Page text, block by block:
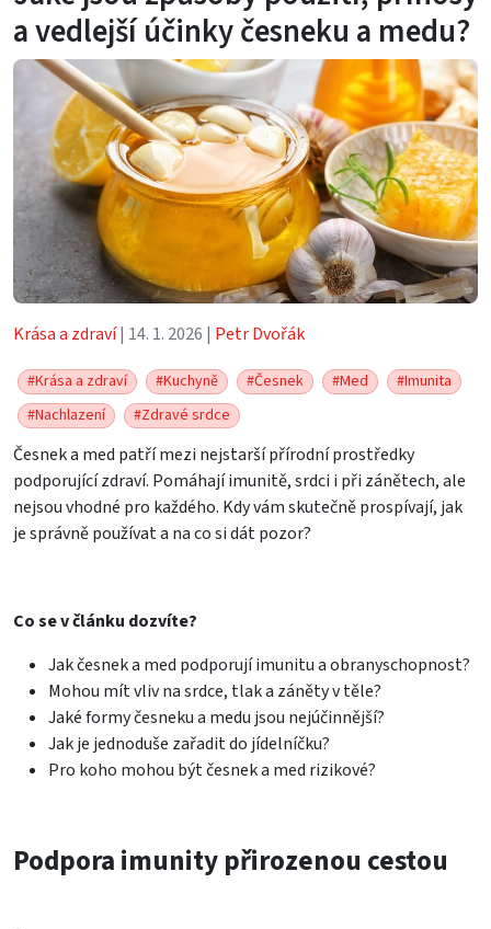
a vedlejší účinky česneku a medu?
Krása a zdraví| 14. 1. 2026 | Petr Dvořák
#Krása a zdraví #Kuchyně #Česnek #Med
#Imunita
#Nachlazení
#Zdravé srdce
Česnek a med patří mezi nejstarší přírodní prostředky
podporující zdraví. Pomáhají imunitě, srdci i při zánětech, ale
nejsou vhodné pro každého. Kdy vám skutečně prospívají, jak
je správně používat a na co si dát pozor?
Co se v článku dozvíte?
Jak česnek a med podporují imunitu a obranyschopnost?
Mohou mít vliv na srdce, tlak a záněty v těle?
Jaké formy česneku a medu jsou nejúčinnější?
Jak je jednoduše zařadit do jídelníčku?
Pro koho mohou být česnek a med rizikové?
Podpora imunity přirozenou cestou